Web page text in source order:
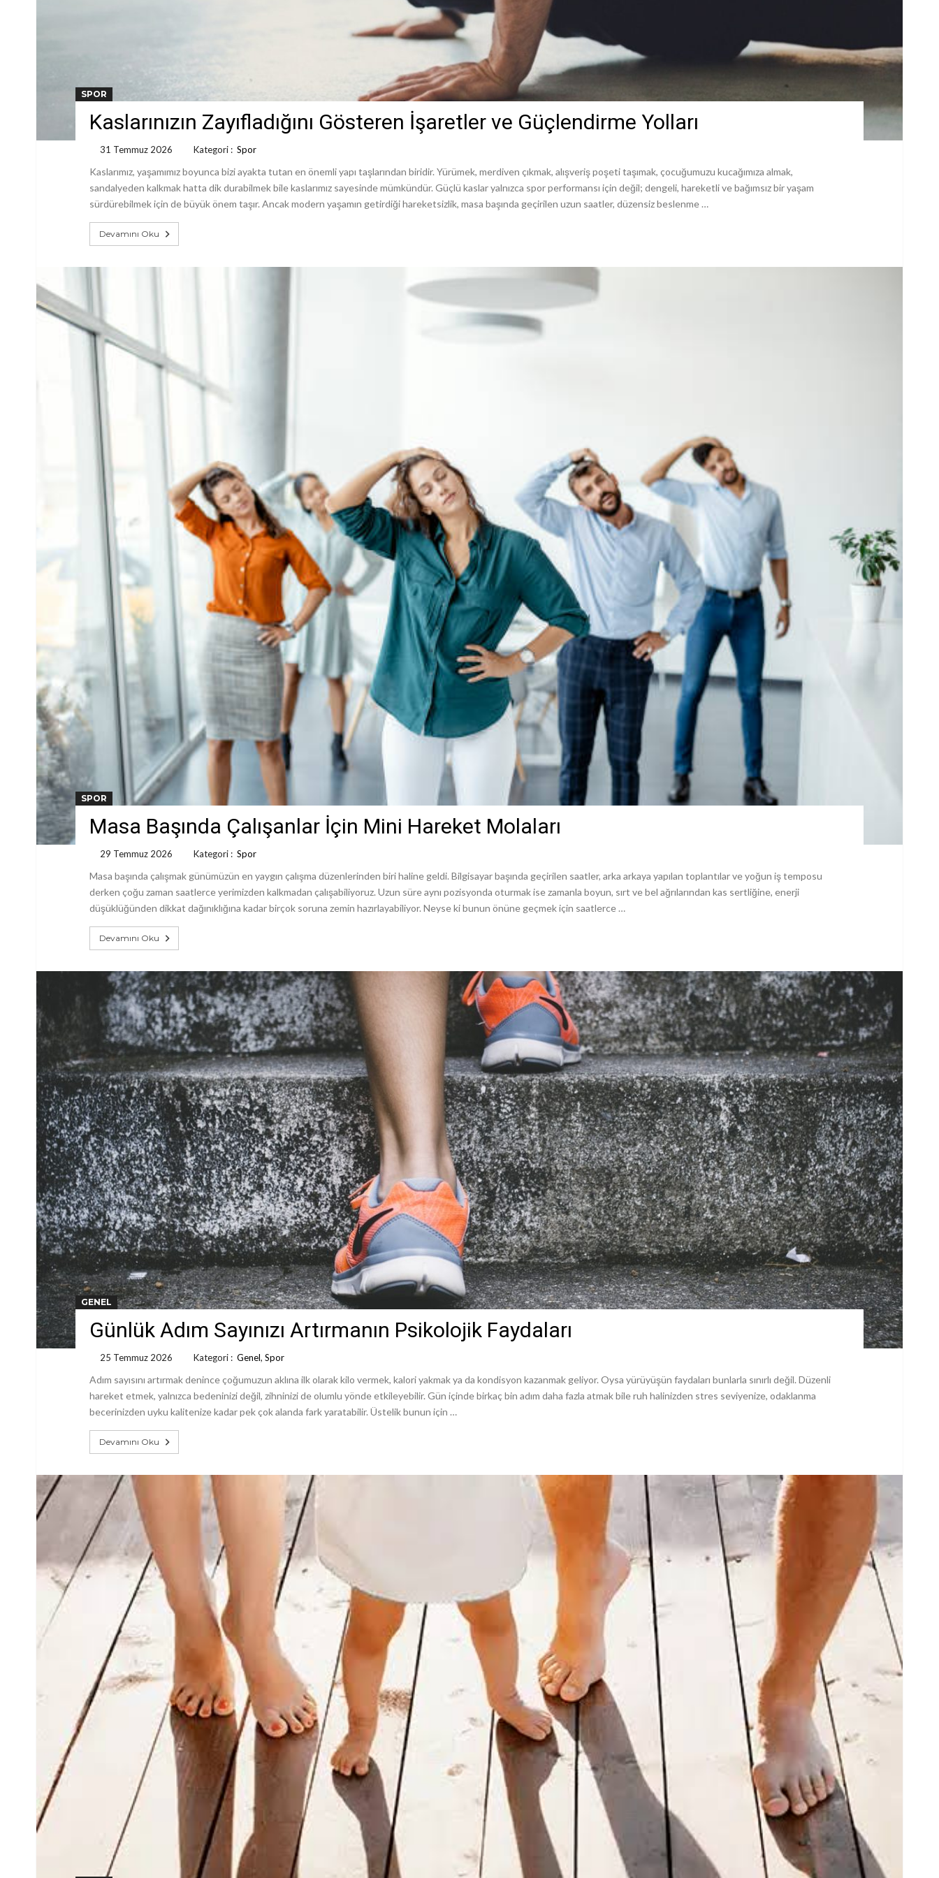
SPOR
Kaslarınızın Zayıfladığını Gösteren İşaretler ve Güçlendirme Yolları
31 Temmuz 2026 Kategori : Spor
Kaslarımız, yaşamımız boyunca bizi ayakta tutan en önemli yapı taşlarından biridir. Yürümek, merdiven çıkmak, alışveriş poşeti taşımak, çocuğumuzu kucağımıza almak,
sandalyeden kalkmak hatta dik durabilmek bile kaslarımız sayesinde mümkündür. Güçlü kaslar yalnızca spor performansı için değil; dengeli, hareketli ve bağımsız bir yaşam
sürdürebilmek için de büyük önem taşır. Ancak modern yaşamın getirdiği hareketsizlik, masa başında geçirilen uzun saatler, düzensiz beslenme …
Devamını Oku
SPOR
Masa Başında Çalışanlar İçin Mini Hareket Molaları
29 Temmuz 2026 Kategori : Spor
Masa başında çalışmak günümüzün en yaygın çalışma düzenlerinden biri haline geldi. Bilgisayar başında geçirilen saatler, arka arkaya yapılan toplantılar ve yoğun iş temposu
derken çoğu zaman saatlerce yerimizden kalkmadan çalışabiliyoruz. Uzun süre aynı pozisyonda oturmak ise zamanla boyun, sırt ve bel ağrılarından kas sertliğine, enerji
düşüklüğünden dikkat dağınıklığına kadar birçok soruna zemin hazırlayabiliyor. Neyse ki bunun önüne geçmek için saatlerce …
Devamını Oku
GENEL
Günlük Adım Sayınızı Artırmanın Psikolojik Faydaları
25 Temmuz 2026 Kategori : Genel, Spor
Adım sayısını artırmak denince çoğumuzun aklına ilk olarak kilo vermek, kalori yakmak ya da kondisyon kazanmak geliyor. Oysa yürüyüşün faydaları bunlarla sınırlı değil. Düzenli
hareket etmek, yalnızca bedeninizi değil, zihninizi de olumlu yönde etkileyebilir. Gün içinde birkaç bin adım daha fazla atmak bile ruh halinizden stres seviyenize, odaklanma
becerinizden uyku kalitenize kadar pek çok alanda fark yaratabilir. Üstelik bunun için …
Devamını Oku